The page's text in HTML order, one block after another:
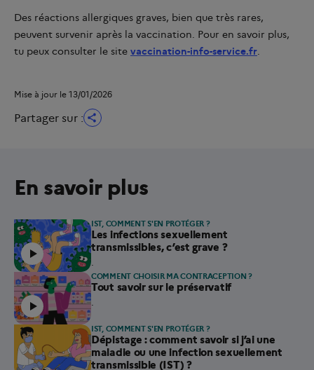
Partager sur :
Des réactions allergiques graves, bien que très rares,
peuvent survenir après la vaccination. Pour en savoir plus,
tu peux consulter le site vaccination-info-service.fr.
Mise à jour le 13/01/2026
En savoir plus
IST, COMMENT S'EN PROTÉGER ?
Les infections sexuellement
transmissibles, c’est grave ?
Article contenant une vidéo.
.
COMMENT CHOISIR MA CONTRACEPTION ?
Tout savoir sur le préservatif
Article contenant une vidéo.
.
IST, COMMENT S'EN PROTÉGER ?
Dépistage : comment savoir si j’ai une
maladie ou une infection sexuellement
transmissible (IST) ?